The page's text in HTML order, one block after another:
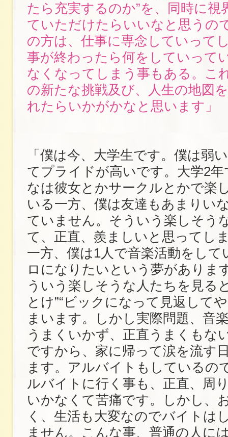
たら充実するのか”を、同時に視
ていただけたらいいなと思うの
の方は、仕事に専念していって
事が終わったら何をしていって
なくなってしまう事もある。こ
の新たな挑戦及び、人生の地図
れたらいかがかなと思います」
「僕は今、大学生です。僕は弱
てプライドが高いです。大学2
なは彼女とかサークルとかで楽
いる一方、僕は友達もあまりい
ていません。そういう楽しそう
て、正直、羨ましいと思ってし
一方、僕は1人で音楽活動をして
ロになりたいという夢がありま
ういう楽しそうな人たちを見る
とけ”“ビックになって見返して
まいます。しかし実際問題、音
うまくいかず、正直うまくもな
ですから、家に帰って涙を流す
ます。アルバイトもしているの
ルバイトに行く事も、正直、周
いかなくて苦痛です。しかし、
く、生活も大変なのでバイトは
ません。こんな事、普通の人に